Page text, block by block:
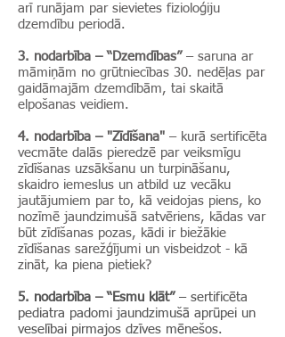
arī runājam par sievietes fizioloģiju
dzemdību periodā.
3. nodarbība – “Dzemdības”– saruna ar
māmiņām no grūtniecības 30. nedēļas par
gaidāmajām dzemdībām, tai skaitā
elpošanas veidiem.
4. nodarbība – "Zīdīšana" – kurā sertificēta
vecmāte dalās pieredzē par veiksmīgu
zīdīšanas uzsākšanu un turpināšanu,
skaidro iemeslus un atbild uz vecāku
jautājumiem par to, kā veidojas piens, ko
nozīmē jaundzimušā satvēriens, kādas var
būt zīdīšanas pozas, kādi ir biežākie
zīdīšanas sarežģījumi un visbeidzot - kā
zināt, ka piena pietiek?
5. nodarbība –“Esmu klāt” – sertificēta
pediatra padomi jaundzimušā aprūpei un
veselībai pirmajos dzīves mēnešos.